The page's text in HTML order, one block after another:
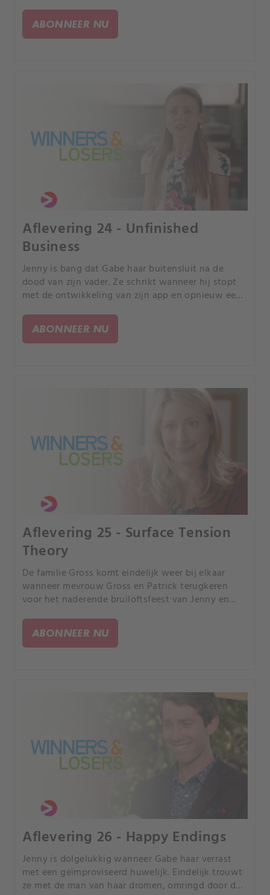
ABONNEER NU
Aflevering 24 - Unfinished
Business
Jenny is bang dat Gabe haar buitensluit na de
dood van zijn vader. Ze schrikt wanneer hij stopt
met de ontwikkeling van zijn app en opnieuw een
ABONNEER NU
Aflevering 25 - Surface Tension
Theory
De familie Gross komt eindelijk weer bij elkaar
wanneer mevrouw Gross en Patrick terugkeren
voor het naderende bruiloftsfeest van Jenny en
het minste detail te concentreren zorgt echter
voor de nodige stress.
ABONNEER NU
Aflevering 26 - Happy Endings
Jenny is dolgelukkig wanneer Gabe haar verrast
met een geïmproviseerd huwelijk. Eindelijk trouwt
ze met de man van haar dromen, omringd door de